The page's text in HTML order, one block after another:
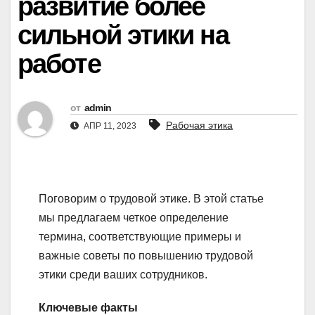
развитие более
сильной этики на
работе
от admin
АПР 11, 2023 Рабочая этика
Поговорим о трудовой этике. В этой статье
мы предлагаем четкое определение
термина, соответствующие примеры и
важные советы по повышению трудовой
этики среди ваших сотрудников.
Ключевые факты